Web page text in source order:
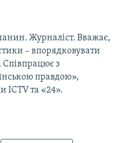
Журналіст. Вважає,
– впорядковувати
Співпрацює з
правдою»,
ICTV та «24».